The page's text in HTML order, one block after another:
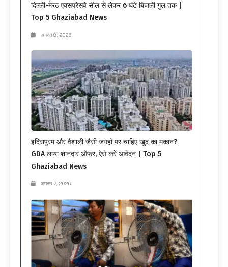
दिल्ली-मेरठ एक्सप्रेसवे सील से लेकर 6 घंटे बिजली गुल तक |
Top 5 Ghaziabad News
अगस्त 8, 2026
इंदिरापुरम और वैशाली जैसी जगहों पर चाहिए खुद का मकान?
GDA लाया शानदार ऑफर, ऐसे करें आवेदन | Top 5
Ghaziabad News
अगस्त 7, 2026